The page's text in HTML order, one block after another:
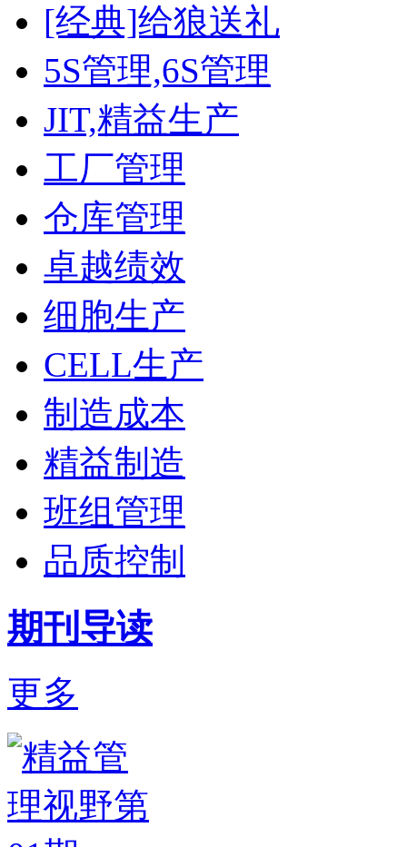
[经典]给狼送礼
5S管理,6S管理
JIT,精益生产
工厂管理
仓库管理
卓越绩效
细胞生产
CELL生产
制造成本
精益制造
班组管理
品质控制
期刊导读
更多